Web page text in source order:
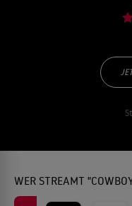
WER STREAMT